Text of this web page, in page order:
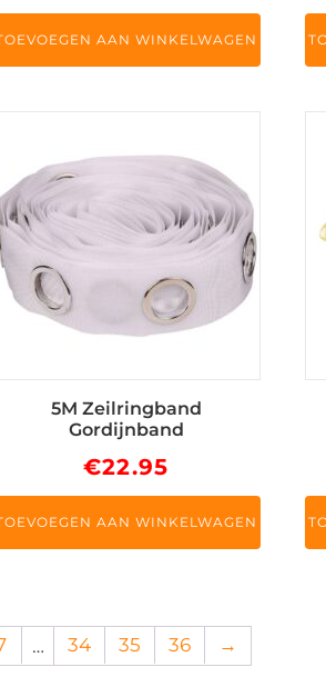
AAN WINKELWAGEN
5M Zeilringband
Gordijnband
€22.95
AAN WINKELWAGEN
… 34 35 36 →